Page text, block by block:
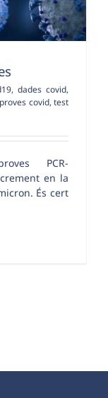
, dades covid,
proves covid, test
PCR-
en la
És cert